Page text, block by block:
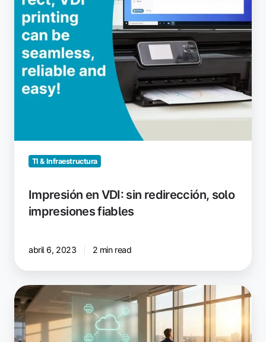
fiables
TI & Infraestructura
Impresión en VDI: sin redirección, solo
impresiones fiables
abril 6, 2023 2 min read
Cómo
la
gestión
de